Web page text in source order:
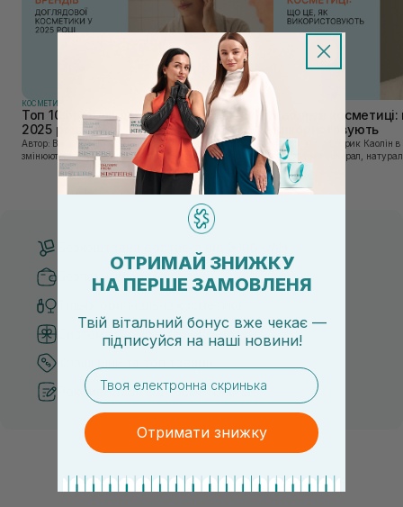
КОСМЕТИКА
Топ 10 брендів доглядової косметики у
2025 році
Автор: Віка Нагорна У сучасному світі, де тренди
змінюються зі швидкістю світла, а ринок популярної
косметики переповнений новими пропозиціями, вибір
засобу для себе стає справжнім викликом. 2025 р...
Каолін в
використовують
Автор: Юлія Цебрик Каолін в косметології – це
природний мінерал,
безліч переваг для шкіри
завдяки великій кількості
Безпечні способи оплати
Система бонусів та лояльності
Рекомендації від косметологів
ОТРИМАЙ ЗНИЖКУ
НА ПЕРШЕ ЗАМОВЛЕНЯ
Твій вітальний бонус вже чекає —
підписуйся на наші новини!
email
Отримати знижку